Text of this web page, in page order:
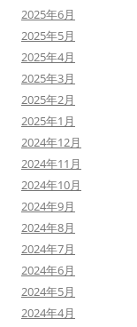
2025年6月
2025年5月
2025年4月
2025年3月
2025年2月
2025年1月
2024年12月
2024年11月
2024年10月
2024年9月
2024年8月
2024年7月
2024年6月
2024年5月
2024年4月